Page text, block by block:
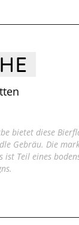
bietet diese
Gebräu. Die
Teil eines